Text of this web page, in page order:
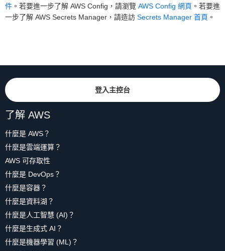
件 。若要進一步了解 AWS Config，請瀏覽 AWS Config 網頁 。若要進
一步了解 AWS Secrets Manager，請造訪 Secrets Manager 首頁 。
登入主控台
了解 AWS
什麼是 AWS？
什麼是雲端運算？
AWS 可存取性
什麼是 DevOps？
什麼是容器？
什麼是資料湖？
什麼是人工智慧 (AI)？
什麼是生成式 AI？
什麼是機器學習 (ML)？